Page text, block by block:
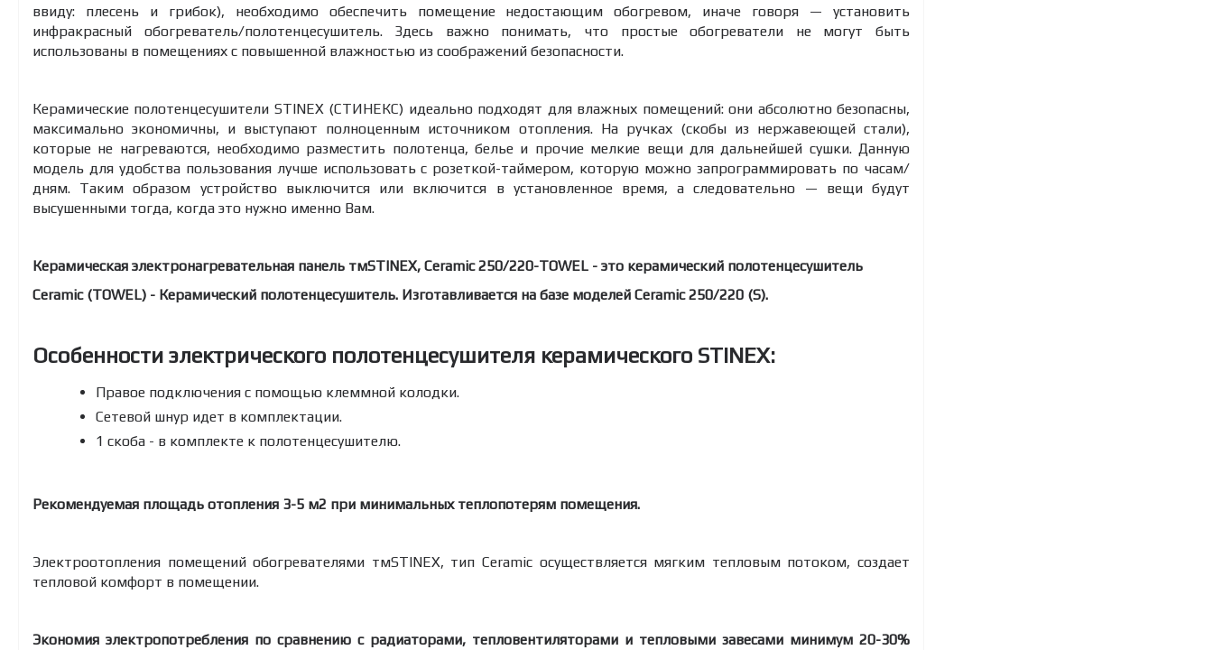
ввиду: плесень и грибок), необходимо обеспечить помещение недостающим обогревом, иначе говоря — установить
инфракрасный обогреватель/полотенцесушитель. Здесь важно понимать, что простые обогреватели не могут быть
использованы в помещениях с повышенной влажностью из соображений безопасности.
Керамические полотенцесушители STINEX (СТИНЕКС) идеально подходят для влажных помещений: они абсолютно безопасны,
максимально экономичны, и выступают полноценным источником отопления. На ручках (скобы из нержавеющей стали),
которые не нагреваются, необходимо разместить полотенца, белье и прочие мелкие вещи для дальнейшей сушки. Данную
модель для удобства пользования лучше использовать с розеткой-таймером, которую можно запрограммировать по часам/
дням. Таким образом устройство выключится или включится в установленное время, а следовательно — вещи будут
высушенными тогда, когда это нужно именно Вам.
Керамическая электронагревательная панель тмSTINEX, Ceramic 250/220-TOWEL - это керамический полотенцесушитель
Ceramic (TOWEL) - Керамический полотенцесушитель. Изготавливается на базе моделей Ceramic 250/220 (S).
Особенности электрического полотенцесушителя керамического STINEX:
Правое подключения с помощью клеммной колодки.
Сетевой шнур идет в комплектации.
1 скоба - в комплекте к полотенцесушителю.
Рекомендуемая площадь отопления 3-5 м2 при минимальных теплопотерям помещения.
Электроотопления помещений обогревателями тмSTINEX, тип Ceramic осуществляется мягким тепловым потоком, создает
тепловой комфорт в помещении.
Экономия электропотребления по сравнению с радиаторами, тепловентиляторами и тепловыми завесами минимум 20-30%